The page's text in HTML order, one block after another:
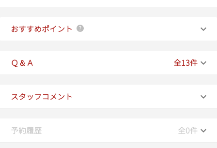
おすすめポイント
Ｑ＆Ａ 全13件
スタッフコメント
予約履歴 全0件